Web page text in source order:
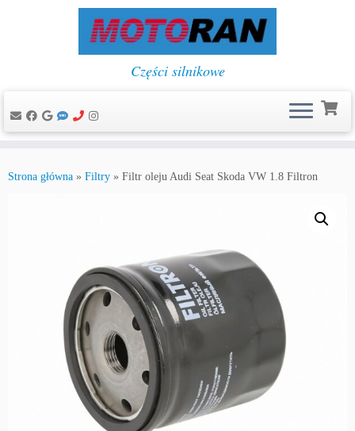
do
Części silnikowe
Strona główna » Filtry » Filtr oleju Audi Seat Skoda VW 1.8 Filtron